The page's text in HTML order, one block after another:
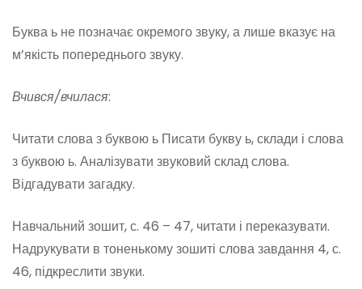
Буква ь не позначає окремого звуку, а лише вказує на
м’якість попереднього звуку.
Вчився/вчилася:
Читати слова з буквою ь Писати букву ь, склади і слова
з буквою ь. Аналізувати звуковий склад слова.
Відгадувати загадку.
Навчальний зошит, с. 46 – 47, читати і переказувати.
Надрукувати в тоненькому зошиті слова завдання 4, с.
46, підкреслити звуки.